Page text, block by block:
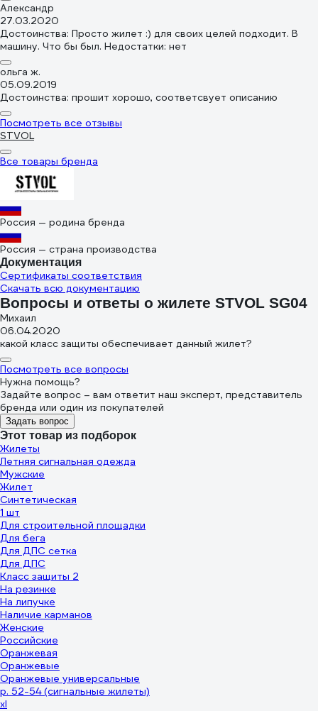
Александр
27.03.2020
Достоинства: Просто жилет :) для своих целей подходит. В
машину. Что бы был. Недостатки: нет
ольга ж.
05.09.2019
Достоинства: прошит хорошо, соответсвует описанию
Посмотреть все отзывы
STVOL
Все товары бренда
Россия — родина бренда
Россия — страна производства
Документация
Сертификаты соответствия
Скачать всю документацию
Вопросы и ответы о жилете STVOL SG04
Михаил
06.04.2020
какой класс защиты обеспечивает данный жилет?
Посмотреть все вопросы
Нужна помощь?
Задайте вопрос – вам ответит наш эксперт, представитель
бренда или один из покупателей
Задать вопрос
Этот товар из подборок
Жилеты
Летняя сигнальная одежда
Мужские
Жилет
Синтетическая
1 шт
Для строительной площадки
Для бега
Для ДПС сетка
Для ДПС
Класс защиты 2
На резинке
На липучке
Наличие карманов
Женские
Российские
Оранжевая
Оранжевые
Оранжевые универсальные
р. 52-54 (сигнальные жилеты)
xl